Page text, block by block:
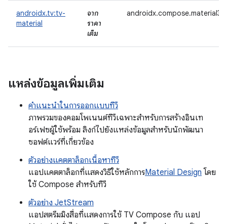
androidx.tv:tv-
material
จาก
ราคา
เต็ม
แหล่งข้อมูลเพิ่มเติม
คำแนะนำในการออกแบบทีวี
ภาพรวมของคอมโพเนนต์ทีวีเฉพาะสำหรับการสร้างอินเท
อร์เฟซผู้ใช้พร้อม ลิงก์ไปยังแหล่งข้อมูลสำหรับนักพัฒนา
ซอฟต์แวร์ที่เกี่ยวข้อง
ตัวอย่างแคตตาล็อกเนื้อหาทีวี
แอปแคตตาล็อกที่แสดงวิธีใช้หลักการMaterial Design โดย
ใช้ Compose สำหรับทีวี
ตัวอย่าง JetStream
แอปสตรีมมิงสื่อที่แสดงการใช้ TV Compose กับ แอป